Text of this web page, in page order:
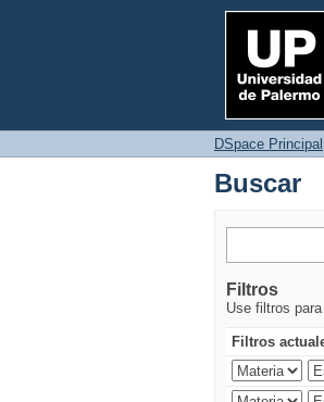
Buscar
DSpace Principal
Buscar
Filtros
Use filtros
Filtros